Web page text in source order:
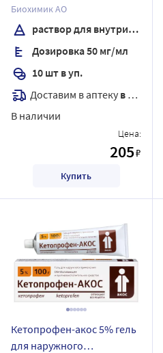
внутривенного и
внутримышечного
введения 2 мл ампулы 10
шт.
Биохимик АО
раствор для внутривенного и внутримышечного введения
Дозировка 50 мг/мл
10 шт в уп.
Доставим в аптеку в течение 7 дней
В наличии
Цена:
205₽
Купить
Кетопрофен-акос 5% гель
для наружного